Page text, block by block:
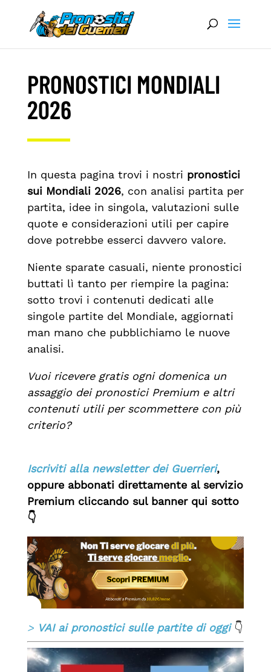
PRONOSTICI MONDIALI
2026
In questa pagina trovi i nostri pronostici
sui Mondiali 2026, con analisi partita per
partita, idee in singola, valutazioni sulle
quote e considerazioni utili per capire
dove potrebbe esserci davvero valore.
Niente sparate casuali, niente pronostici
buttati lì tanto per riempire la pagina:
sotto trovi i contenuti dedicati alle
singole partite del Mondiale, aggiornati
man mano che pubblichiamo le nuove
analisi.
Vuoi ricevere gratis ogni domenica un
assaggio dei pronostici Premium e altri
contenuti utili per scommettere con più
criterio?
Iscriviti alla newsletter dei Guerrieri,
oppure abbonati direttamente al servizio
Premium cliccando sul banner qui sotto
👇
> VAI ai pronostici sulle partite di oggi 👇